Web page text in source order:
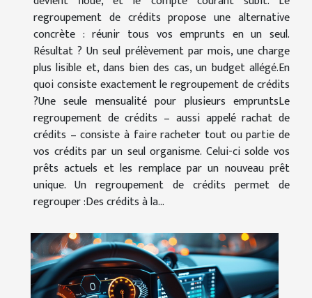
regroupement de crédits propose une alternative
concrète : réunir tous vos emprunts en un seul.
Résultat ? Un seul prélèvement par mois, une charge
plus lisible et, dans bien des cas, un budget allégé.En
quoi consiste exactement le regroupement de crédits
?Une seule mensualité pour plusieurs empruntsLe
regroupement de crédits – aussi appelé rachat de
crédits – consiste à faire racheter tout ou partie de
vos crédits par un seul organisme. Celui-ci solde vos
prêts actuels et les remplace par un nouveau prêt
unique. Un regroupement de crédits permet de
regrouper :Des crédits à la...